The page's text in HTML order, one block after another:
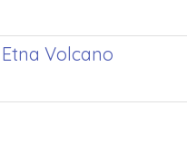
Volcano